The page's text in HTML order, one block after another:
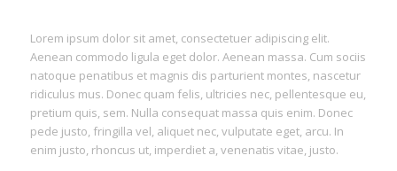
Lorem ipsum dolor sit amet, consectetuer adipiscing elit.
Aenean commodo ligula eget dolor. Aenean massa. Cum sociis
natoque penatibus et magnis dis parturient montes, nascetur
ridiculus mus. Donec quam felis, ultricies nec, pellentesque eu,
pretium quis, sem. Nulla consequat massa quis enim. Donec
pede justo, fringilla vel, aliquet nec, vulputate eget, arcu. In
enim justo, rhoncus ut, imperdiet a, venenatis vitae, justo.